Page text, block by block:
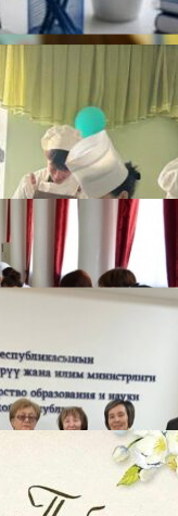
07.08.2026
ДИРЕКТОРЛОР
ЭЛЕКТРОНДУК
БАШТАЛАТ
07.08.2026
Абитуриент
ЖОЖДОРГО
27.07.2026
ӨЗҮҢДҮН
20.07.2026
ЖОЖДОРГО
20.07.2026
Медиа
СУЗАКТА 750
07.08.2025
Улуу Жеңиштин